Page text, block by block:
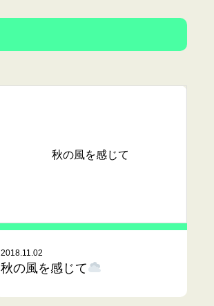
秋の風を感じて
2018.11.02
秋の風を感じて